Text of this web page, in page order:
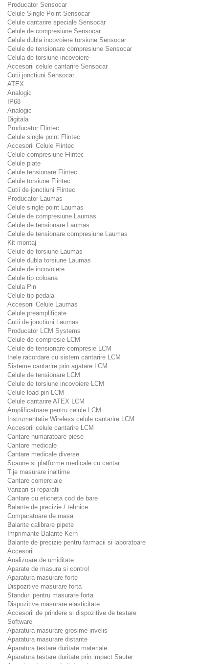
Producator Sensocar
Celule Single Point Sensocar
Celule cantarire speciale Sensocar
Celule de compresiune Sensocar
Celula dubla incovoiere torsiune Sensocar
Celule de tensionare compresiune Sensocar
Celula de torsiune incovoiere
Accesorii celule cantarire Sensocar
Cutii jonctiuni Sensocar
ATEX
Analogic
IP68
Analogic
Digitala
Producator Flintec
Celule single point Flintec
Accesorii Celule Flintec
Celule compresiune Flintec
Celule plate
Celule tensionare Flintec
Celule torsiune Flintec
Cutii de jonctiuni Flintec
Producator Laumas
Celule single point Laumas
Celule de compresiune Laumas
Celule de tensionare Laumas
Celule de tensionare compresiune Laumas
Kit montaj
Celule de torsiune Laumas
Celule dubla torsiune Laumas
Celule de incovoiere
Celule tip coloana
Celula Pin
Celule tip pedala
Accesorii Celule Laumas
Celule preamplificate
Cutii de jonctiuni Laumas
Producator LCM Systems
Celule de compresie LCM
Celule de tensionare-compresie LCM
Inele racordare cu sistem cantarire LCM
Sisteme cantarire prin agatare LCM
Celule de tensionare LCM
Celule de torsiune incovoiere LCM
Celule load pin LCM
Celule cantarire ATEX LCM
Amplificatoare pentru celule LCM
Instrumentatie Wireless celule cantarire LCM
Accesorii celule cantarire LCM
Cantare numaratoare piese
Cantare medicale
Cantare medicale diverse
Scaune si platforme medicale cu cantar
Tije masurare inaltime
Cantare comerciale
Vanzari si reparatii
Cantare cu eticheta cod de bare
Balante de precizie / tehnice
Comparatoare de masa
Balante calibrare pipete
Imprimante Balante Kern
Balante de precizie pentru farmacii si laboratoare
Accesorii
Analizoare de umiditate
Aparate de masura si control
Aparatura masurare forte
Dispozitive masurare forta
Standuri pentru masurare forta
Dispozitive masurare elasticitate
Accesorii de prindere si dispozitive de testare
Software
Aparatura masurare grosime invelis
Aparatura masurare distante
Aparatura testare duritate materiale
Aparatura testare duritate prin impact Sauter